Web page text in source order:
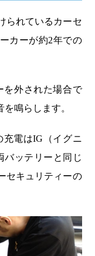
られているカーセ
カーが約2年での
を外された場合で
鳴らします。
充電はIG（イグニ
バッテリーと同じ
セキュリティーの